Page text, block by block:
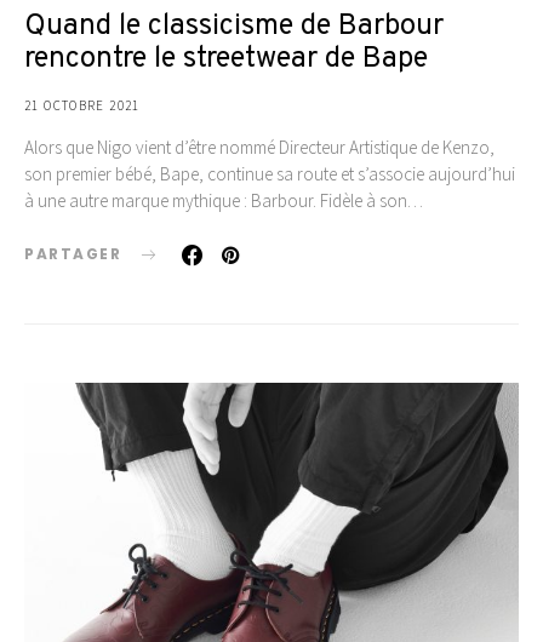
Quand le classicisme de Barbour
rencontre le streetwear de Bape
21 OCTOBRE 2021
Alors que Nigo vient d’être nommé Directeur Artistique de Kenzo,
son premier bébé, Bape, continue sa route et s’associe aujourd’hui
à une autre marque mythique : Barbour. Fidèle à son…
PARTAGER